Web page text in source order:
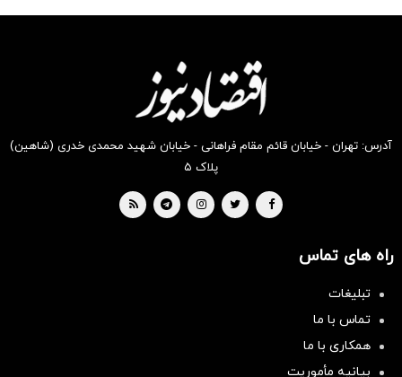
بخر !
بخر !
آدرس: تهران - خیابان قائم مقام فراهانی - خیابان شهید محمدی خدری (شاهین)
پلاک ۵
راه های تماس
تبلیغات
تماس با ما
همکاری با ما
بیانیه مأموریت